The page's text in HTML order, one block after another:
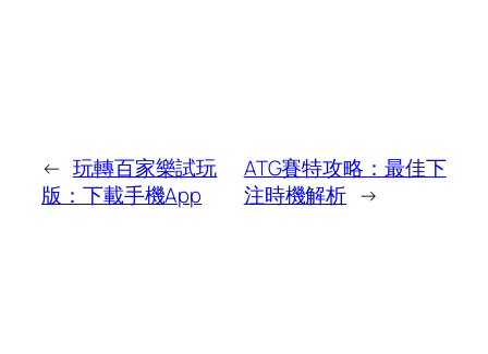
← 玩轉百家樂試玩
版：下載手機App
ATG賽特攻略：最佳下
注時機解析 →